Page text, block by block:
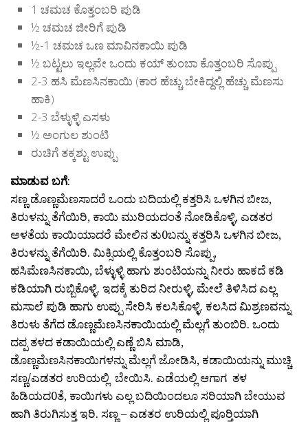
1 ಚಮಚ ಕೊತ್ತಂಬರಿ ಪುಡಿ
½ ಚಮಚ ಜೀರಿಗೆ ಪುಡಿ
½-1 ಚಮಚ ಒಣ ಮಾವಿನಕಾಯಿ ಪುಡಿ
½ ಬಟ್ಟಲು ಇಲ್ಲವೇ ಒಂದು ಕಯ್ ತುಂಬಾ ಕೊತ್ತಂಬರಿ ಸೊಪ್ಪು
2-3 ಹಸಿ ಮೆಣಸಿನಕಾಯಿ (ಕಾರ ಹೆಚ್ಚು ಬೇಕಿದ್ದಲ್ಲಿ ಹೆಚ್ಚು ಮೆಣಸು
ಹಾಕಿ)
2-3 ಬೆಳ್ಳುಳ್ಳಿ ಎಸಳು
½ ಅಂಗುಲ ಶುಂಟಿ
ರುಚಿಗೆ ತಕ್ಕಶ್ಟು ಉಪ್ಪು
ಮಾಡುವ ಬಗೆ:
ಸಣ್ಣ ಡೊಣ್ಣಮೆಣಸಾದರೆ ಒಂದು ಬದಿಯಲ್ಲಿ ಕತ್ತರಿಸಿ ಒಳಗಿನ ಬೀಜ,
ತಿರುಳನ್ನು ತೆಗೆಯಿರಿ, ಕಾಯಿ ಮುರಿಯದಂತೆ ನೋಡಿಕೊಳ್ಳಿ, ಎಡತರ
ಅಳತೆಯ ಕಾಯಿಯಾದರೆ ಮೇಲಿನ ತು0ಬನ್ನು ಕತ್ತರಿಸಿ ಒಳಗಿನ ಬೀಜ,
ತಿರುಳನ್ನು ತೆಗೆಯಿರಿ. ಮಿಕ್ಸಿಯಲ್ಲಿ ಕೊತ್ತಂಬರಿ ಸೊಪ್ಪು,
ಹಸಿಮೆಣಸಿನಕಾಯಿ, ಬೆಳ್ಳುಳ್ಳಿ ಹಾಗು ಶುಂಟಿಯನ್ನು ನೀರು ಹಾಕದೆ ಕಡಿ
ಕಡಿಯಾಗಿ ರುಬ್ಬಿಕೊಳ್ಳಿ. ಇದಕ್ಕೆ ತುರಿದ ನೀರುಳ್ಳಿ, ಮೇಲೆ ತಿಳಿಸಿದ ಎಲ್ಲ
ಮಸಾಲೆ ಪುಡಿ ಹಾಗು ಉಪ್ಪು ಸೇರಿಸಿ ಕಲಸಿಕೊಳ್ಳಿ. ಕಲಸಿದ ಮಿಶ್ರಣವನ್ನು
ತಿರುಳು ತೆಗೆದ ಡೊಣ್ಣಮೆಣಸಿನಕಾಯಿಯಲ್ಲಿ ಮೆಲ್ಲಗೆ ತುಂಬಿರಿ. ಒಂದು
ದಪ್ಪ ತಳದ ಕಡಾಯಿಯಲ್ಲಿ ಎಣ್ಣೆ ಬಿಸಿ ಮಾಡಿ,
ಡೊಣ್ಣಮೆಣಸಿನಕಾಯಿಗಳನ್ನು ಮೆಲ್ಲಗೆ ಜೋಡಿಸಿ, ಕಡಾಯಿಯನ್ನು ಮುಚ್ಚಿ
ಸಣ್ಣ/ಎಡತರ ಉರಿಯಲ್ಲಿ ಬೇಯಿಸಿ. ಎಡೆಯಲ್ಲಿ ಆಗಾಗ ತಳ
ಹಿಡಿಯದ0ತೆ, ಕಾಯಿಗಳು ಎಲ್ಲ ಬದಿಯಿಂದಲೂ ಸರಿಯಾಗಿ ಬೇಯುವ
ಹಾಗಿ ತಿರುಗಿಸುತ್ತ ಇರಿ. ಸಣ್ಣ – ಎಡತರ ಉರಿಯಲ್ಲಿ ಪೂರ್‍ತಿಯಾಗಿ